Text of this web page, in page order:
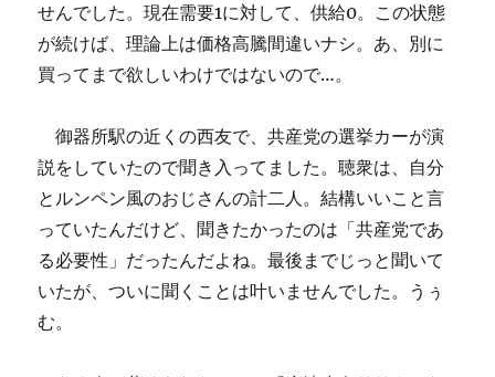
せんでした。現在需要1に対して、供給0。この状態
が続けば、理論上は価格高騰間違いナシ。あ、別に
買ってまで欲しいわけではないので…。
御器所駅の近くの西友で、共産党の選挙カーが演
説をしていたので聞き入ってました。聴衆は、自分
とルンペン風のおじさんの計二人。結構いいこと言
っていたんだけど、聞きたかったのは「共産党であ
る必要性」だったんだよね。最後までじっと聞いて
いたが、ついに聞くことは叶いませんでした。うぅ
む。